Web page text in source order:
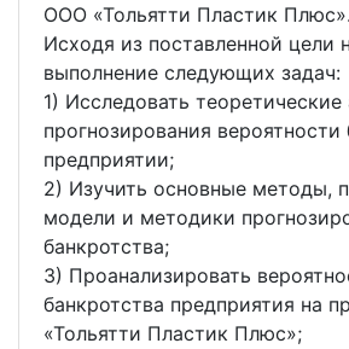
ООО «Тольятти Пластик Плюс».
Исходя из поставленной цели
выполнение следующих задач:
1) Исследовать теоретические
прогнозирования вероятности
предприятии;
2) Изучить основные методы,
модели и методики
банкротства;
3) Проанализировать
банкротства предприятия на
«Тольятти Пластик Плюс»;